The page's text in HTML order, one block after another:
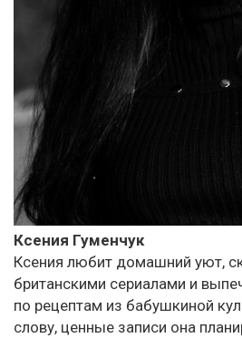
Ксения Гуменчук
Ксения любит домашний уют,
британскими сериалами и
по рецептам из бабушкиной
слову, ценные записи она